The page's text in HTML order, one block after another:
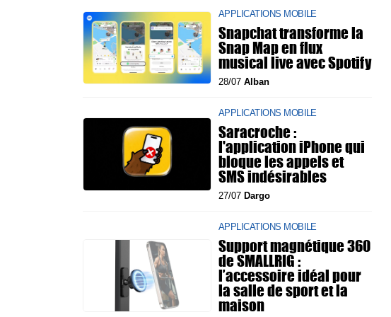
APPLICATIONS MOBILE
Snapchat transforme la
Snap Map en flux
musical live avec Spotify
28/07 Alban
APPLICATIONS MOBILE
Saracroche :
l'application iPhone qui
bloque les appels et
SMS indésirables
27/07 Dargo
APPLICATIONS MOBILE
Support magnétique 360
de SMALLRIG :
l’accessoire idéal pour
la salle de sport et la
maison